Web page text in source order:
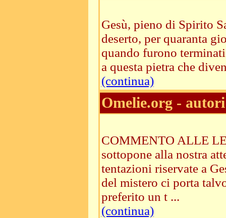
Gesù, pieno di Spirito
deserto, per quaranta
quando furono
a questa pietra che
(continua)
Omelie.org -
COMMENTO ALLE
sottopone alla nostra
tentazioni riservate a
del mistero ci porta
preferito un t ...
(continua)